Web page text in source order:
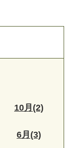
10月(2)
6月(3)